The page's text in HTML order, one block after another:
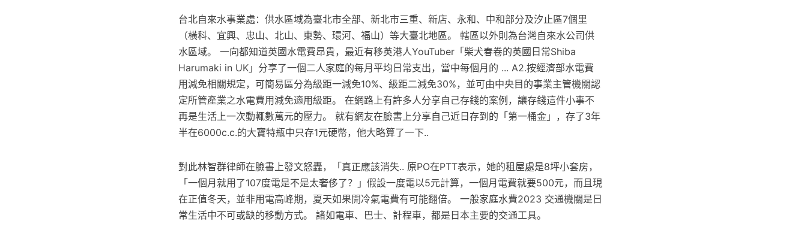
台北自來水事業處：供水區域為臺北市全部、新北市三重、新店、永和、中和部分及汐止區7個里
（橫科、宜興、忠山、北山、東勢、環河、福山）等大臺北地區。 轄區以外則為台灣自來水公司供
水區域。 一向都知道英國水電費昂貴，最近有移英港人YouTuber「柴犬春卷的英國日常Shiba
Harumaki in UK」分享了一個二人家庭的每月平均日常支出，當中每個月的 ... A2.按經濟部水電費
用減免相關規定，可簡易區分為級距一減免10%、級距二減免30%，並可由中央目的事業主管機關認
定所管產業之水電費用減免適用級距。 在網路上有許多人分享自己存錢的案例，讓存錢這件小事不
再是生活上一次動輒數萬元的壓力。 就有網友在臉書上分享自己近日存到的「第一桶金」，存了3年
半在6000c.c.的大寶特瓶中只存1元硬幣，他大略算了一下..
對此林智群律師在臉書上發文怒轟，「真正應該消失.. 原PO在PTT表示，她的租屋處是8坪小套房，
「一個月就用了107度電是不是太奢侈了？」假設一度電以5元計算，一個月電費就要500元，而且現
在正值冬天，並非用電高峰期，夏天如果開冷氣電費有可能翻倍。 一般家庭水費2023 交通機關是日
常生活中不可或缺的移動方式。 諸如電車、巴士、計程車，都是日本主要的交通工具。